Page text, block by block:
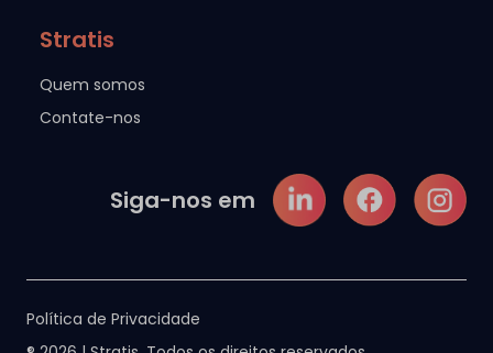
Stratis
Quem somos
Contate-nos
Siga-nos em
Política de Privacidade